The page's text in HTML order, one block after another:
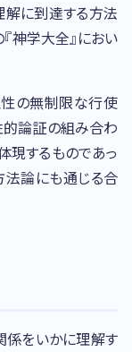
解に到達する方法
『神学大全』におい
の無制限な行使
的論証の組み合わ
現するものであっ
法論にも通じる合
係をいかに理解す